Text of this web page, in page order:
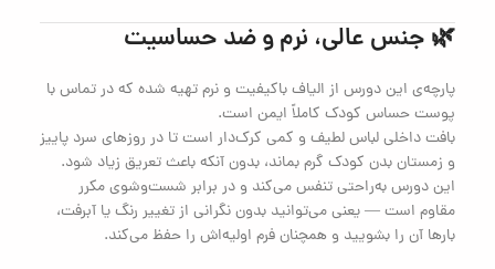
🌿 جنس عالی، نرم و ضد حساسیت
پارچه‌ی این دورس از الیاف باکیفیت و نرم تهیه شده که در تماس با
پوست حساس کودک کاملاً ایمن است.
بافت داخلی لباس لطیف و کمی کرک‌دار است تا در روزهای سرد پاییز
و زمستان بدن کودک گرم بماند، بدون آنکه باعث تعریق زیاد شود.
این دورس به‌راحتی تنفس می‌کند و در برابر شست‌وشوی مکرر
مقاوم است — یعنی می‌توانید بدون نگرانی از تغییر رنگ یا آبرفت،
بارها آن را بشویید و همچنان فرم اولیه‌اش را حفظ می‌کند.